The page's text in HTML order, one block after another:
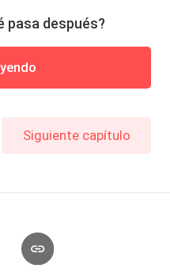
pasa después?
Siguiente capítulo